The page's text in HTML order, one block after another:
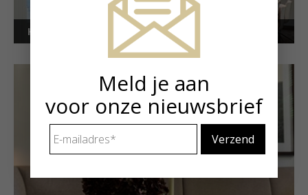
Kunstuitleen voor bedrijven
Meld je aan
voor onze nieuwsbrief
mailadres *